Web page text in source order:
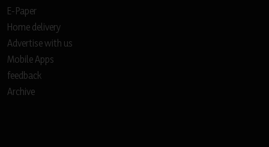
E-Paper
Home delivery
Advertise with us
Mobile Apps
feedback
Archive